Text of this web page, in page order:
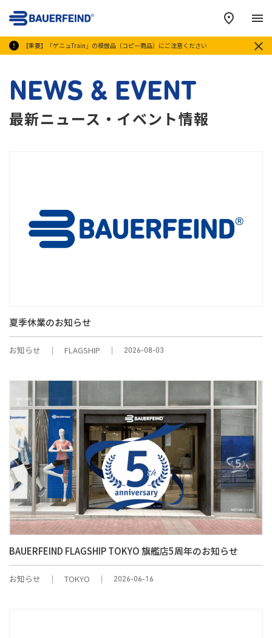
【重要】「ゲニュTrain」の模倣品（コピー商品）にご注意ください
メ
NEWS & EVENT
最新ニュース・イベント情報
夏季休業のお知らせ
お知らせ FLAGSHIP 2026-08-03
BAUERFEIND FLAGSHIP TOKYO 旗艦店5周年のお知らせ
お知らせ TOKYO 2026-06-16